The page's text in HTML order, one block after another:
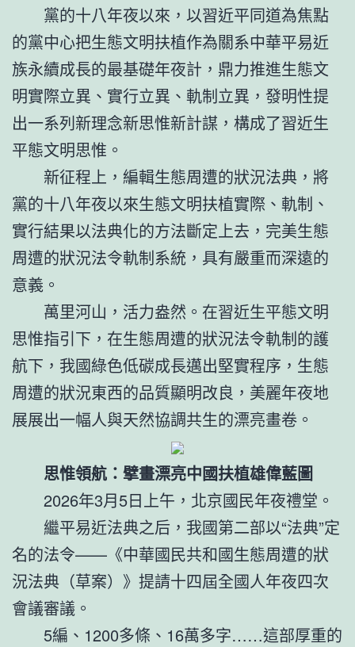
黨的十八年夜以來，以習近平同道為焦點
的黨中心把生態文明扶植作為關系中華平易近
族永續成長的最基礎年夜計，鼎力推進生態文
明實際立異、實行立異、軌制立異，發明性提
出一系列新理念新思惟新計謀，構成了習近生
平態文明思惟。
新征程上，編輯生態周遭的狀況法典，將
黨的十八年夜以來生態文明扶植實際、軌制、
實行結果以法典化的方法斷定上去，完美生態
周遭的狀況法令軌制系統，具有嚴重而深遠的
意義。
萬里河山，活力盎然。在習近生平態文明
思惟指引下，在生態周遭的狀況法令軌制的護
航下，我國綠色低碳成長邁出堅實程序，生態
周遭的狀況東西的品質顯明改良，美麗年夜地
展展出一幅人與天然協調共生的漂亮畫卷。
思惟領航：擘畫漂亮中國扶植雄偉藍圖
2026年3月5日上午，北京國民年夜禮堂。
繼平易近法典之后，我國第二部以“法典”定
名的法令——《中華國民共和國生態周遭的狀
況法典（草案）》提請十四屆全國人年夜四次
會議審議。
5編、1200多條、16萬多字……這部厚重的